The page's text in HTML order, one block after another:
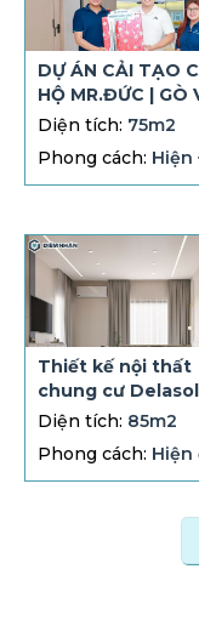
DỰ ÁN CẢI TẠO
HỘ MR.ĐỨC | GÒ
Diện tích: 75m2
Phong cách: Hiện
Thiết kế nội thất
chung cư Delasol
4 – 85m2 – 2PN +
Diện tích: 85m2
Phong cách: Hiện